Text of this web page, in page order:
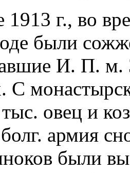
г., во
были
И. П. м.
С
овец и
болг. армия
были